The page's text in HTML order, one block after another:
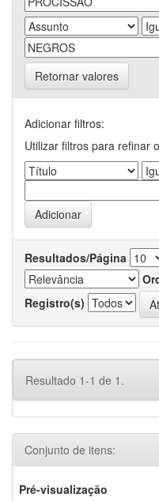
Retornar valores
Adicionar filtros:
Utilizar filtros para refinar
Resultados/Página
Registro(s)
Resultado 1-1 de 1.
Conjunto de itens:
Pré-visualização